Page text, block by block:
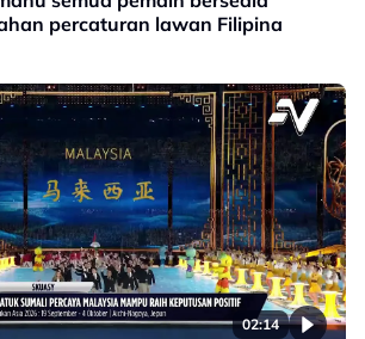
percaturan lawan Filipina
02:14